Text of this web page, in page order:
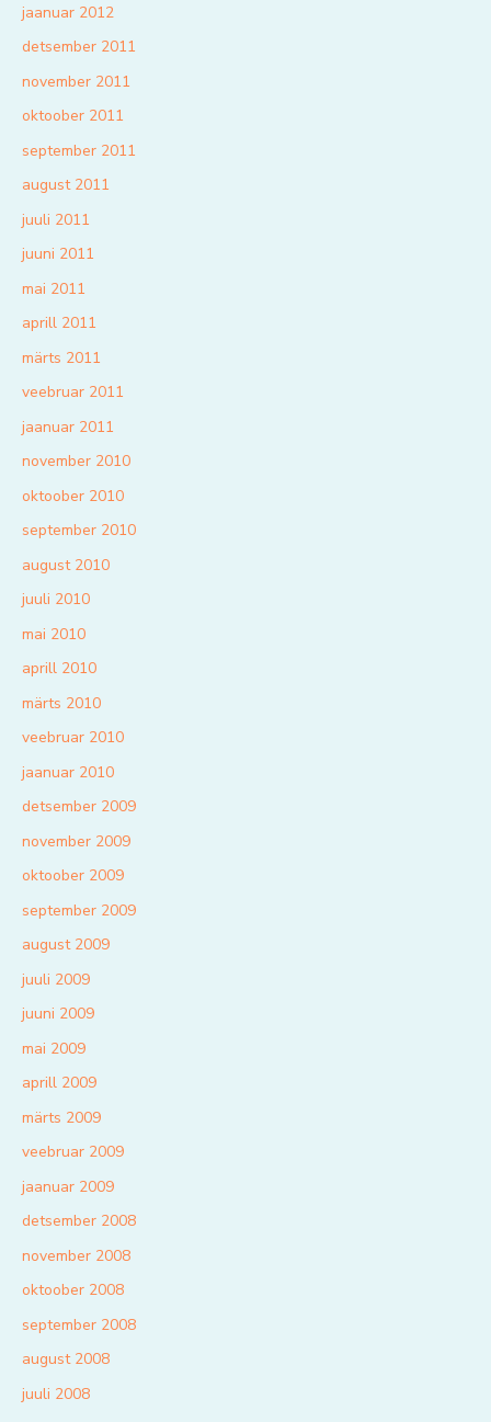
jaanuar 2012
detsember 2011
november 2011
oktoober 2011
september 2011
august 2011
juuli 2011
juuni 2011
mai 2011
aprill 2011
märts 2011
veebruar 2011
jaanuar 2011
november 2010
oktoober 2010
september 2010
august 2010
juuli 2010
mai 2010
aprill 2010
märts 2010
veebruar 2010
jaanuar 2010
detsember 2009
november 2009
oktoober 2009
september 2009
august 2009
juuli 2009
juuni 2009
mai 2009
aprill 2009
märts 2009
veebruar 2009
jaanuar 2009
detsember 2008
november 2008
oktoober 2008
september 2008
august 2008
juuli 2008